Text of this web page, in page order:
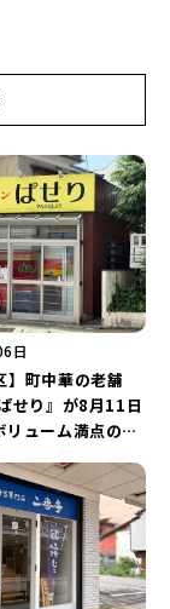
を実食レポート
日
】町中華の老舗
せり』が8月11日
ューム満点の名